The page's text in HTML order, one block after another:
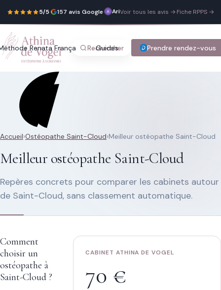
5/5· 157 avis Google· Ariane Galy 27 mars 2026
Athina
bien
dos
qui
sympathique
cabinet
est
Voir tous les avis →·Fiche RPPS →
Renata França Guides Blog Tarifs
Rechercher Prendre rendez-vous
Recherche rapide
Tapez au moins 2 lettres.
Accueil›Ostéopathe Saint-Cloud›Meilleur ostéopathe Saint-Cloud
Meilleur ostéopathe Saint-Cloud
Repères concrets pour comparer les cabinets autour
de Saint-Cloud, sans classement automatique.
Comment
choisir un
ostéopathe à
Saint-Cloud ?
CABINET ATHINA DE VOGEL
70 €